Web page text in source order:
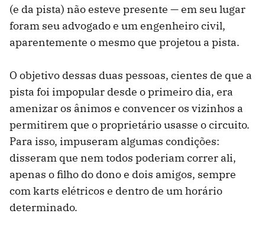
(e da pista) não esteve presente — em seu lugar
foram seu advogado e um engenheiro civil,
aparentemente o mesmo que projetou a pista.
O objetivo dessas duas pessoas, cientes de que a
pista foi impopular desde o primeiro dia, era
amenizar os ânimos e convencer os vizinhos a
permitirem que o proprietário usasse o circuito.
Para isso, impuseram algumas condições:
disseram que nem todos poderiam correr ali,
apenas o filho do dono e dois amigos, sempre
com karts elétricos e dentro de um horário
determinado.